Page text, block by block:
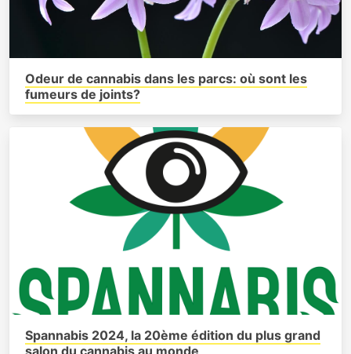
Odeur de cannabis dans les parcs: où sont les
fumeurs de joints?
Spannabis 2024, la 20ème édition du plus grand
salon du cannabis au monde